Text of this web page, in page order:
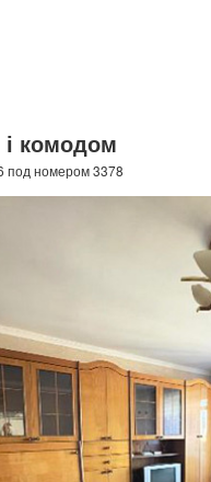
комодом
под номером 3378